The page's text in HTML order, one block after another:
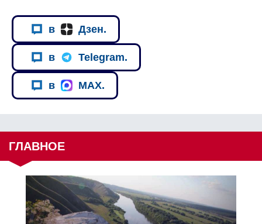
в Дзен.
в Telegram.
в MAX.
ГЛАВНОЕ